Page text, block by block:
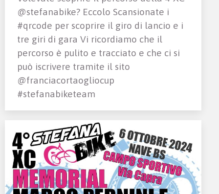
@stefanabike? Eccolo Scansionate i
#qrcode per scoprire il giro di lancio e i
tre giri di gara Vi ricordiamo che il
percorso è pulito e tracciato e che ci si
può iscrivere tramite il sito
@franciacortaogliocup
#stefanabiketeam